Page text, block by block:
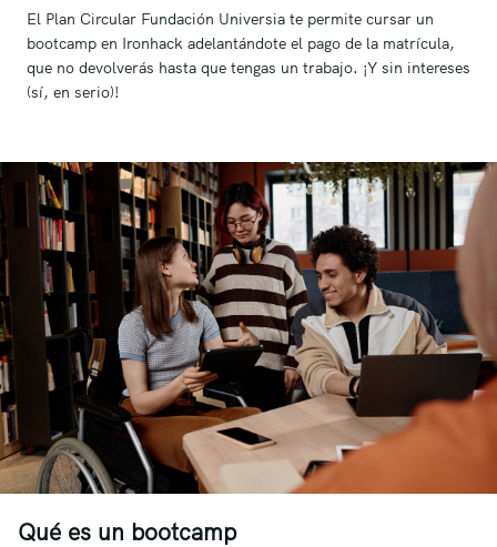
El Plan Circular Fundación Universia te permite cursar un
bootcamp en Ironhack adelantándote el pago de la matrícula,
que no devolverás hasta que tengas un trabajo. ¡Y sin intereses
(sí, en serio)!
Qué es un bootcamp